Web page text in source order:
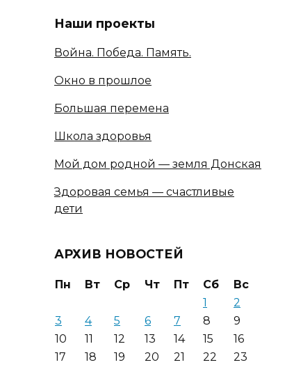
Наши проекты
Война. Победа. Память.
Окно в прошлое
Большая перемена
Школа здоровья
Мой дом родной — земля Донская
Здоровая семья — счастливые
дети
АРХИВ НОВОСТЕЙ
Пн Вт Ср Чт Пт Сб
Вс
1
2
3
4 5 6 7 8
9
10
11 12 13 14 15
16
17
18 19 20 21 22
23